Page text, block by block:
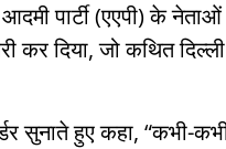
पार्टी (एएपी) के
कर दिया, जो कथित
सुनाते हुए कहा, “कभी-